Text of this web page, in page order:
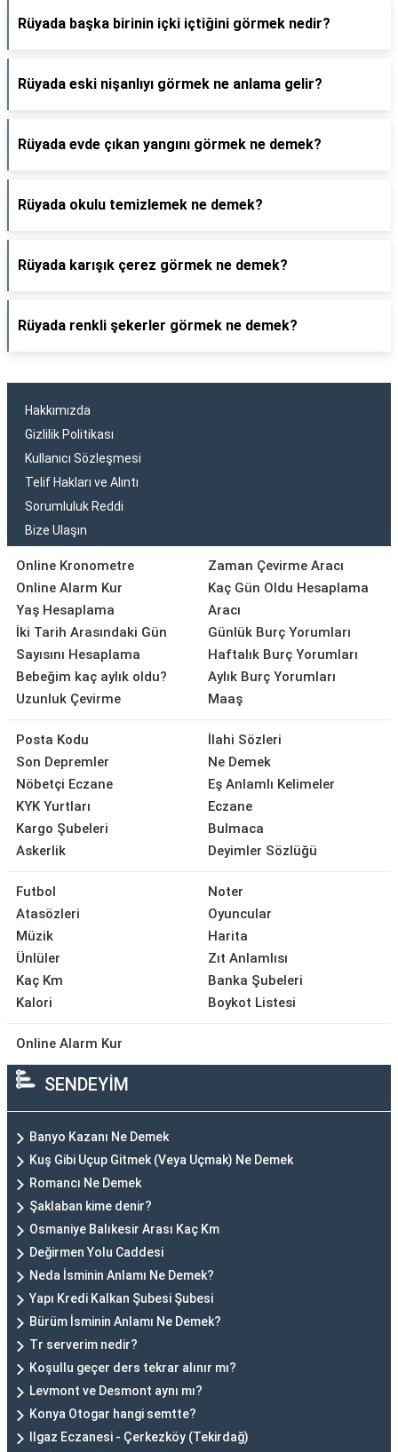
Rüyada başka birinin içki içtiğini görmek nedir?
Rüyada eski nişanlıyı görmek ne anlama gelir?
Rüyada evde çıkan yangını görmek ne demek?
Rüyada okulu temizlemek ne demek?
Rüyada karışık çerez görmek ne demek?
Rüyada renkli şekerler görmek ne demek?
Hakkımızda
Gizlilik Politikası
Kullanıcı Sözleşmesi
Telif Hakları ve Alıntı
Sorumluluk Reddi
Bize Ulaşın
Online Kronometre
Online Alarm Kur
Yaş Hesaplama
İki Tarih Arasındaki Gün
Sayısını Hesaplama
Bebeğim kaç aylık oldu?
Uzunluk Çevirme
Zaman Çevirme Aracı
Kaç Gün Oldu Hesaplama
Aracı
Günlük Burç Yorumları
Haftalık Burç Yorumları
Aylık Burç Yorumları
Maaş
Posta Kodu
Son Depremler
Nöbetçi Eczane
KYK Yurtları
Kargo Şubeleri
Askerlik
İlahi Sözleri
Ne Demek
Eş Anlamlı Kelimeler
Eczane
Bulmaca
Deyimler Sözlüğü
Futbol
Atasözleri
Müzik
Ünlüler
Kaç Km
Kalori
Noter
Oyuncular
Harita
Zıt Anlamlısı
Banka Şubeleri
Boykot Listesi
Online Alarm Kur
SENDEYİM
Banyo Kazanı Ne Demek
Kuş Gibi Uçup Gitmek (Veya Uçmak) Ne Demek
Romancı Ne Demek
Şaklaban kime denir?
Osmaniye Balıkesir Arası Kaç Km
Değirmen Yolu Caddesi
Neda İsminin Anlamı Ne Demek?
Yapı Kredi Kalkan Şubesi Şubesi
Bürüm İsminin Anlamı Ne Demek?
Tr serverim nedir?
Koşullu geçer ders tekrar alınır mı?
Levmont ve Desmont aynı mı?
Konya Otogar hangi semtte?
Ilgaz Eczanesi - Çerkezköy (Tekirdağ)